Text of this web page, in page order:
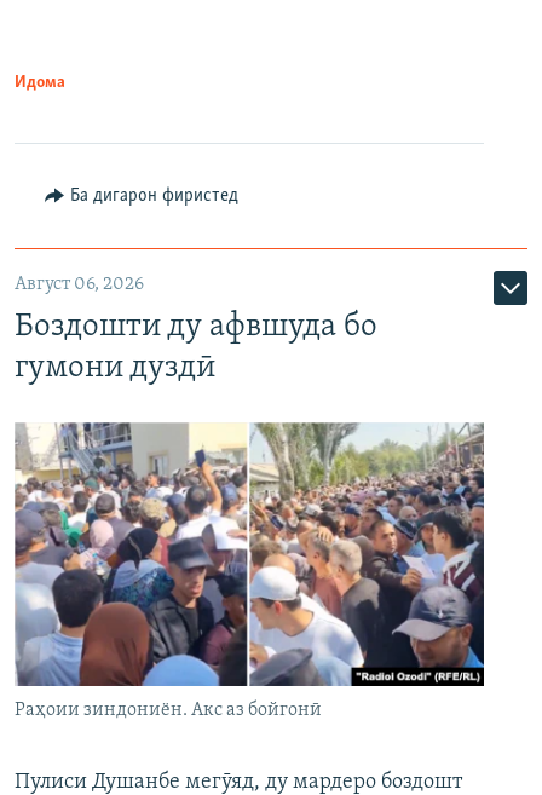
Идома
Ба дигарон фиристед
Август 06, 2026
Боздошти ду афвшуда бо
гумони дуздӣ
Раҳоии зиндониён. Акс аз бойгонӣ
Пулиси Душанбе мегӯяд, ду мардеро боздошт